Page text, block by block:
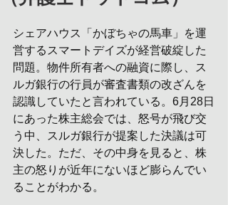
シェアハウス「かぼちゃの馬車」を運
営するスマートデイズが経営破綻した
問題。物件所有者への融資に際し、ス
ルガ銀行の行員が審査書類の改ざんを
認識していたと言われている。6月28日
にあった株主総会では、怒号が飛び交
う中、スルガ銀行が提案した決議は可
決した。ただ、その中身を見ると、株
主の怒りが近年にないほど膨らんでい
ることがわかる。